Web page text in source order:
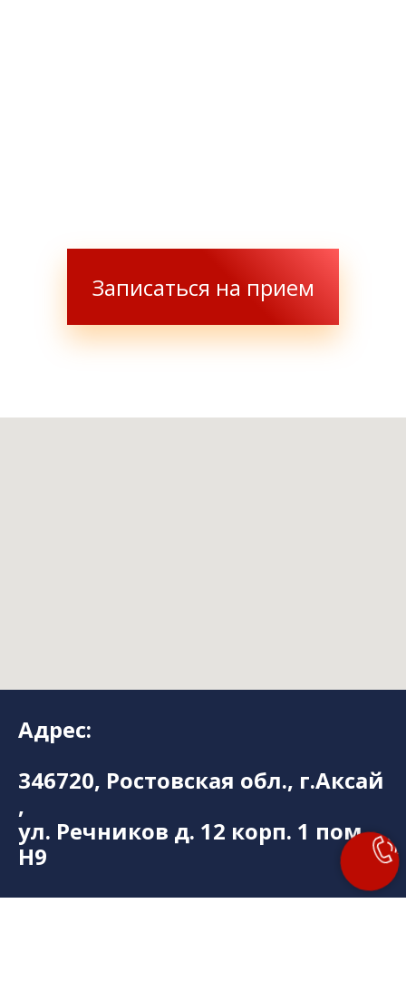
Записаться на прием
Адрес:
346720, Ростовская обл., г.Аксай
,
ул. Речников д. 12 корп. 1 пом.
Н9
+7 (918) 518-88-68 - Центр